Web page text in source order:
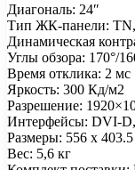
Диагональ: 24″
Тип ЖК-панели:
Динамическая
Углы обзора: 170°/
Время отклика: 2 мс
Яркость: 300 Кд/м2
Разрешение:
Интерфейсы: DVI-
Размеры: 556 x
Вес: 5,6 кг